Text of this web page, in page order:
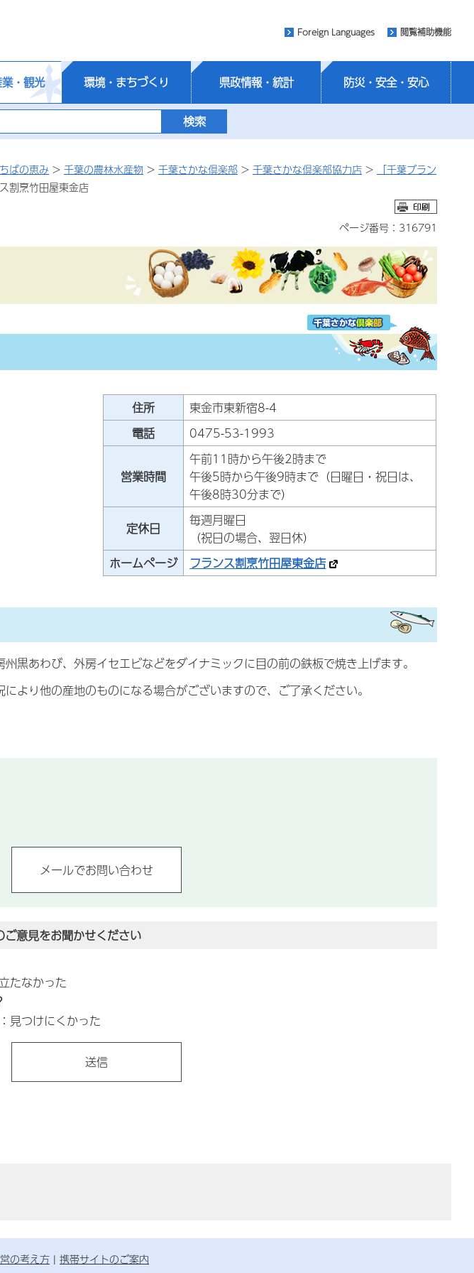
Foreign Languages 閲覧補助機能
・観光 環境・まちづくり 県政情報・統計 防災・安全・安心
ばの恵み > 千葉の農林水産物 > 千葉さかな倶楽部 > 千葉さかな倶楽部協力店 >
「千葉ブラン
割烹竹田屋東金店
ページ番号：316791
住所
東金市東新宿8-4
電話
0475-53-1993
営業時間
午前11時から午後2時まで
午後5時から午後9時まで（日曜日・祝日は、
午後8時30分まで）
定休日
毎週月曜日
（祝日の場合、翌日休）
ホームページ
フランス割烹竹田屋東金店
黒あわび、外房イセエビなどをダイナミックに目の前の鉄板で焼き上げます。
より他の産地のものになる場合がございますので、ご了承ください。
意見をお聞かせください
たなかった
見つけにくかった
の考え方 携帯サイトのご案内